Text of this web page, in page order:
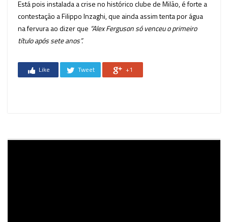
Está pois instalada a crise no histórico clube de Milão, é forte a
contestação a Filippo Inzaghi, que ainda assim tenta por água
na fervura ao dizer que “Alex Ferguson só venceu o primeiro
título após sete anos”.
Like Tweet +1